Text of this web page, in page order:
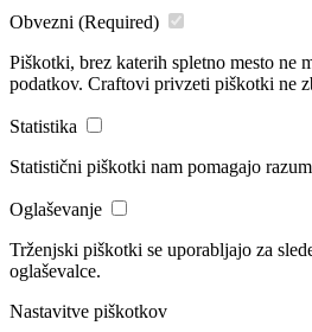
Obvezni (Required)
Piškotki, brez katerih spletno mesto
podatkov. Craftovi privzeti piškotki ne
Statistika
Statistični piškotki nam pomagajo
Oglaševanje
Trženjski piškotki se uporabljajo za
oglaševalce.
Nastavitve piškotkov